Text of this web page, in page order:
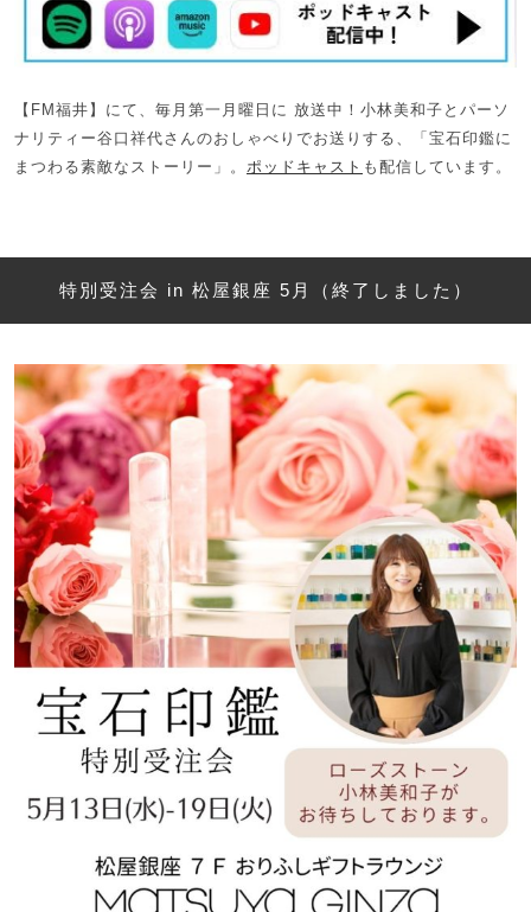
【FM福井】にて、毎月第一月曜日に 放送中！小林美和子とパーソ
ナリティー谷口祥代さんのおしゃべりでお送りする、「宝石印鑑に
まつわる素敵なストーリー」。 ポッドキャスト も配信しています。
特別受注会 in 松屋銀座 5月（終了しました）